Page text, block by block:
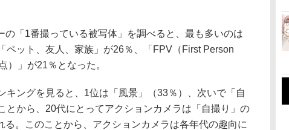
の「1番撮っている被写体」を調べると、最も多いのは
ペット、友人、家族」が26％、「FPV（First Person
）」が21％となった。
キングを見ると、1位は「風景」（33％）、次いで「自
とから、20代にとってアクションカメラは「自撮り」の
る。このことから、アクションカメラは各年代の趣向に